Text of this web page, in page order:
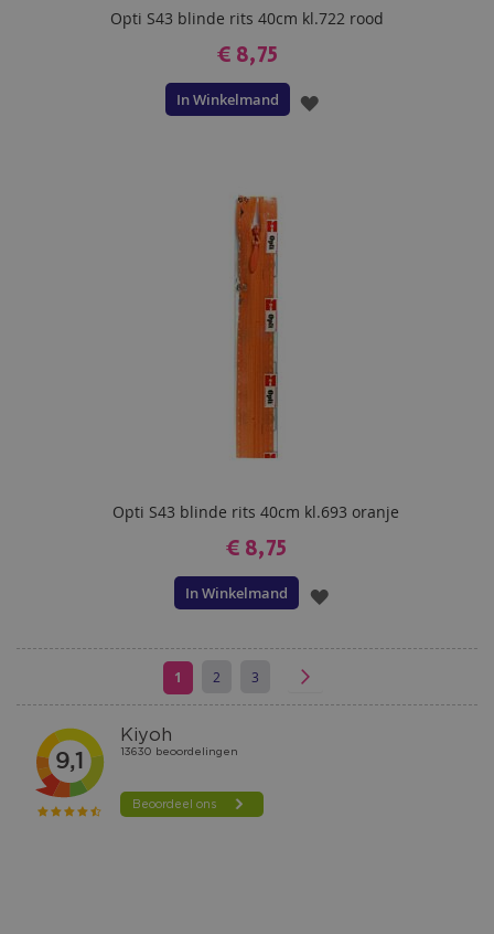
Opti S43 blinde rits 40cm kl.722 rood
€ 8,75
In Winkelmand
VOEG
Opti S43 blinde rits 40cm kl.693 oranje
€ 8,75
In Winkelmand
VOEG
VERLANGLIJST
Pagina
U
lees
1 Pagina
2 Pagina
3